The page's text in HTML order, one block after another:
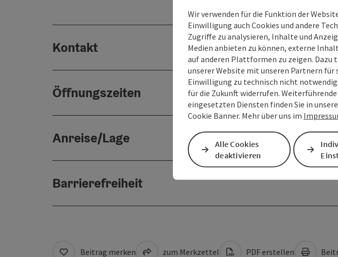
Kontakt
Öffnungszeiten
Anreise/Lage
Barrierefreiheit
Beitrag merken zum Merkzettel PDF erstellen
Wir verwenden für die Funktion der
Einwilligung auch Cookies und andere
Zugriffe zu analysieren, Inhalte und
Medien anbieten zu können, externe
auf anderen Plattformen zu zeigen.
unserer Website mit unseren Partnern für
Einwilligung zu technisch nicht
für die Zukunft widerrufen.
eingesetzten Diensten finden Sie in
Cookie Banner. Mehr über uns im
Alle Cookies
deaktivieren